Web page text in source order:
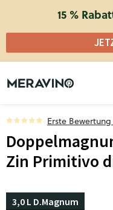
15 %
Erste
Zin Primitivo
3,0 L D.Magnum